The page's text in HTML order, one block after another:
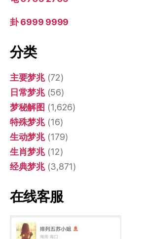
卦 6999 9999
分类
主要梦兆(72)
日常梦兆(56)
梦秘解图 (1,626)
特殊梦兆(16)
生动梦兆(179)
生肖梦兆(12)
经典梦兆(3,871)
在线客服